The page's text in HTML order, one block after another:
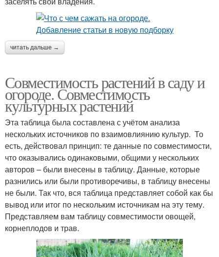
читать дальше →
Совместимость растений в саду и
огороде. Совместимость
культурных растений
Эта таблица была составлена с учётом анализа
нескольких источников по взаимовлиянию культур. То
есть, действовал принцип: те данные по совместимости,
что оказывались одинаковыми, общими у нескольких
авторов – были внесены в таблицу. Данные, которые
разнились или были противоречивы, в таблицу внесены
не были. Так что, вся таблица представляет собой как бы
вывод или итог по нескольким источникам на эту тему.
Представляем вам таблицу совместимости овощей,
корнеплодов и трав.